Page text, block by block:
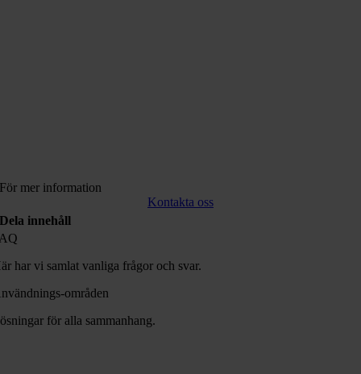
För mer information
Kontakta oss
Dela innehåll
har vi samlat vanliga frågor och svar.
områden
för alla sammanhang.